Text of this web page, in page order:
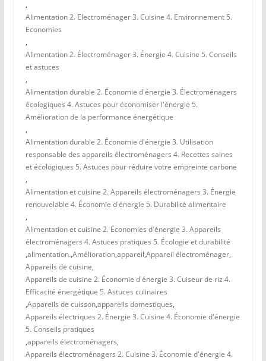
,
Alimentation 2. Electroménager 3. Cuisine 4. Environnement 5.
Economies
,
Alimentation 2. Électroménager 3. Énergie 4. Cuisine 5. Conseils
et astuces
,
Alimentation durable 2. Économie d'énergie 3. Électroménagers
écologiques 4. Astuces pour économiser l'énergie 5.
Amélioration de la performance énergétique
,
Alimentation durable 2. Économie d'énergie 3. Utilisation
responsable des appareils électroménagers 4. Recettes saines
et écologiques 5. Astuces pour réduire votre empreinte carbone
,
Alimentation et cuisine 2. Appareils électroménagers 3. Énergie
renouvelable 4. Économie d'énergie 5. Durabilité alimentaire
,
Alimentation et cuisine 2. Économies d'énergie 3. Appareils
électroménagers 4. Astuces pratiques 5. Écologie et durabilité
,alimentation.,Amélioration,appareil,Appareil électroménager,
Appareils de cuisine,
Appareils de cuisine 2. Économie d'énergie 3. Cuiseur de riz 4.
Efficacité énergétique 5. Astuces culinaires
,Appareils de cuisson,appareils domestiques,
Appareils électriques 2. Énergie 3. Cuisine 4. Économie d'énergie
5. Conseils pratiques
,appareils électroménagers,
Appareils électroménagers 2. Cuisine 3. Économie d'énergie 4.